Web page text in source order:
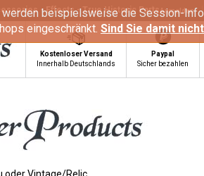
beispielsweise die Session-
eingeschränkt. Sind Sie damit
Anmelden
- Effects - True Historic Parts
Kostenloser Versand
Innerhalb Deutschlands
Paypal
Sicher bezahlen